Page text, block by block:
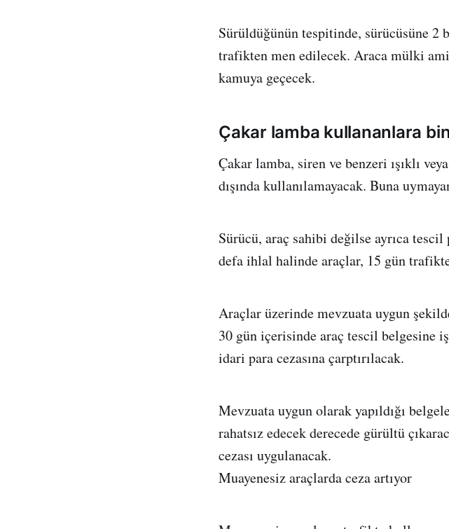
Sürüldüğünün tespitinde, sürücüsüne 2
trafikten men edilecek. Araca mülki
kamuya geçecek.
Çakar lamba kullananlara
Çakar lamba, siren ve benzeri ışıklı
dışında kullanılamayacak. Buna
Sürücü, araç sahibi değilse ayrıca
defa ihlal halinde araçlar, 15 gün
Araçlar üzerinde mevzuata uygun
30 gün içerisinde araç tescil belgesine
idari para cezasına çarptırılacak.
Mevzuata uygun olarak yapıldığı
rahatsız edecek derecede gürültü
cezası uygulanacak.
Muayenesiz araçlarda ceza artıyor